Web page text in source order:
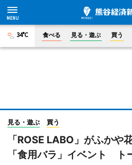
34°C 食べる 見る・遊ぶ 買う
見る・遊ぶ 買う
「ROSE LABO」がふかや
「食用バラ」イベント ト